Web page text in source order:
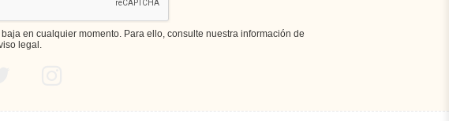
en cualquier momento. Para ello, consulte nuestra información de
legal.